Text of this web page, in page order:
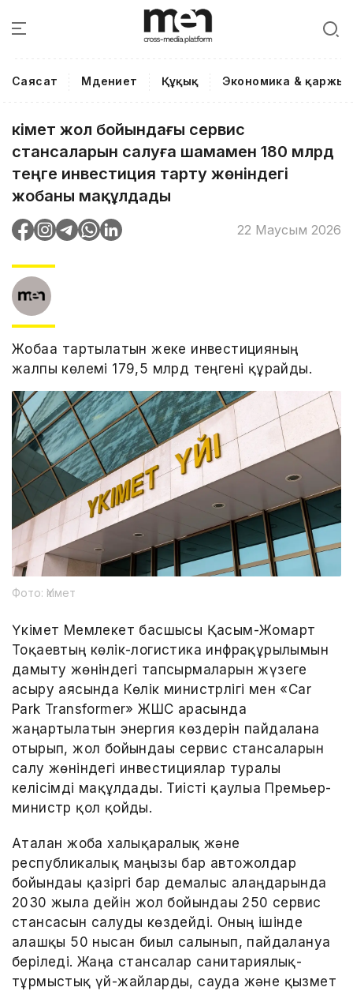
Саясат Мәдениет Құқық Экономика & қаржы
Үкімет жол бойындағы сервис
стансаларын салуға шамамен 180 млрд
теңге инвестиция тарту жөніндегі
жобаны мақұлдады
22 Маусым 2026
Жобаға тартылатын жеке инвестицияның
жалпы көлемі 179,5 млрд теңгені құрайды.
Фото: Үкімет
Үкімет Мемлекет басшысы Қасым-Жомарт
Тоқаевтың көлік-логистика инфрақұрылымын
дамыту жөніндегі тапсырмаларын жүзеге
асыру аясында Көлік министрлігі мен «Car
Park Transformer» ЖШС арасында
жаңартылатын энергия көздерін пайдалана
отырып, жол бойындағы сервис стансаларын
салу жөніндегі инвестициялар туралы
келісімді мақұлдады. Тиісті қаулыға Премьер-
министр қол қойды.
Аталған жоба халықаралық және
республикалық маңызы бар автожолдар
бойындағы қазіргі бар демалыс алаңдарында
2030 жылға дейін жол бойындағы 250 сервис
стансасын салуды көздейді. Оның ішінде
алғашқы 50 нысан биыл салынып, пайдалануға
беріледі. Жаңа стансалар санитариялық-
тұрмыстық үй-жайларды, сауда және қызмет